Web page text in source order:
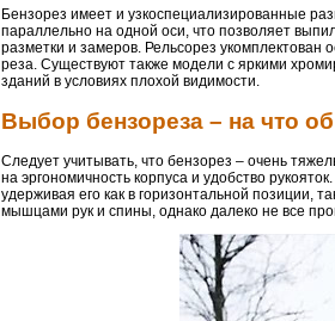
Бензорез имеет и узкоспециализированные
параллельно на одной оси, что позволяет
разметки и замеров. Рельсорез
реза. Существуют также модели с яркими
зданий в условиях плохой видимости.
Выбор бензореза – на что
Следует учитывать, что бензорез – очень
на эргономичность корпуса и удобство
удерживая его как в горизонтальной позиции,
мышцами рук и спины, однако далеко не все